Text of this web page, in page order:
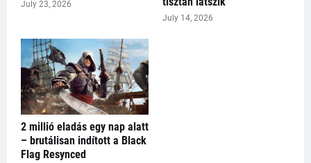
July 23, 2026
July 14, 2026
2 millió eladás egy nap alatt
– brutálisan indított a Black
Flag Resynced